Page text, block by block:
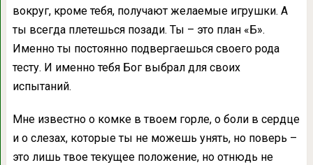
вокруг, кроме тебя, получают желаемые игрушки. А
ты всегда плетешься позади. Ты – это план «Б».
Именно ты постоянно подвергаешься своего рода
тесту. И именно тебя Бог выбрал для своих
испытаний.
Мне известно о комке в твоем горле, о боли в сердце
и о слезах, которые ты не можешь унять, но поверь –
это лишь твое текущее положение, но отнюдь не